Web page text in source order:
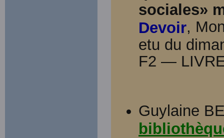
sociales»
Devoir,
etu du
F2 —
Guylaine